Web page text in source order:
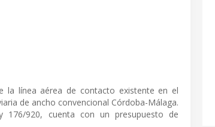
la línea aérea de contacto existente en el
de ancho convencional Córdoba-Málaga.
920, cuenta con un presupuesto de